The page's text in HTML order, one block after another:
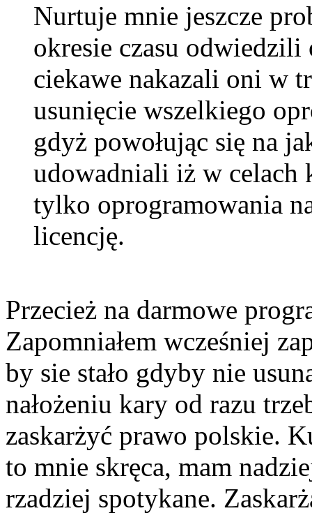
Nurtuje mnie jeszcze
okresie czasu
ciekawe nakazali oni w
usunięcie wszelkiego
gdyż powołując się na
udowadniali iż w celach
tylko oprogramowania
licencję.
Przecież na darmowe
Zapomniałem wcześniej
by sie stało gdyby nie
nałożeniu kary od razu
zaskarżyć prawo polskie.
to mnie skręca, mam
rzadziej spotykane.